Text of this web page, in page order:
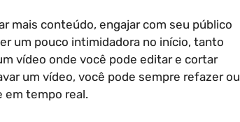
mais conteúdo, engajar com seu público
um pouco intimidadora no início, tanto
vídeo onde você pode editar e cortar
um vídeo, você pode sempre refazer ou
em tempo real.